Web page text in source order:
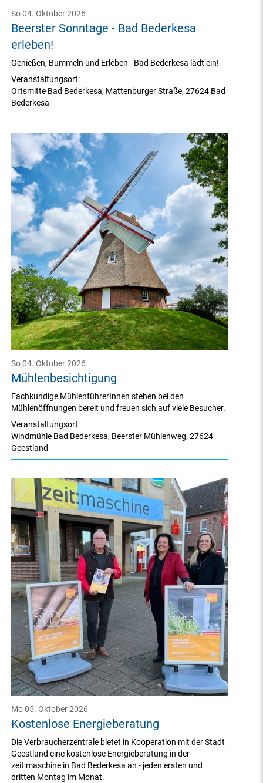
Beerster Sonntage - Bad Bederkesa
erleben!
So 04. Oktober 2026
Veranstaltungsort:
Ortsmitte Bad Bederkesa, Mattenburger Straße,27624 Bad
Bederkesa
Genießen, Bummeln und Erleben - Bad Bederkesa lädt ein!
Mühlenbesichtigung
So 04. Oktober 2026
Veranstaltungsort:
Windmühle Bad Bederkesa, Beerster Mühlenweg,27624
Geestland
Fachkundige MühlenführerInnen stehen bei den
Mühlenöffnungen bereit und freuen sich auf viele Besucher.
Kostenlose Energieberatung
Mo 05. Oktober 2026
Die Verbraucherzentrale bietet in Kooperation mit der Stadt
Geestland eine kostenlose Energieberatung in der
zeit:maschine in Bad Bederkesa an - jeden ersten und
dritten Montag im Monat.